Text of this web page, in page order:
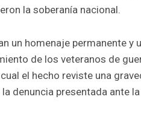
la soberanía nacional.
un homenaje permanente
de los veteranos de
el hecho reviste una
denuncia presentada ante